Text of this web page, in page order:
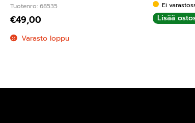
Tuotenro: 68535
€49,00
Varasto loppu
Ei
Lisää